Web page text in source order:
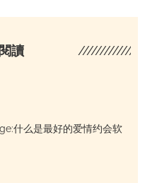
讀
什么是最好的爱情约会软